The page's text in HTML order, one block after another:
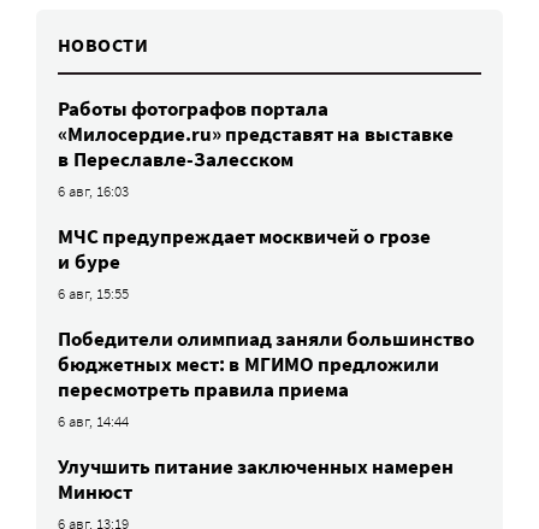
НОВОСТИ
Работы фотографов портала
«Милосердие.ru» представят на выставке
в Переславле-Залесском
6 авг, 16:03
МЧС предупреждает москвичей о грозе
и буре
6 авг, 15:55
Победители олимпиад заняли большинство
бюджетных мест: в МГИМО предложили
пересмотреть правила приема
6 авг, 14:44
Улучшить питание заключенных намерен
Минюст
6 авг, 13:19